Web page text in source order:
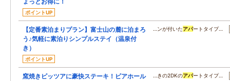
ポイントUP
【定番素泊まりプラン】富士山の麓に泊まろ
う♪気軽に素泊りシンプルステイ（温泉付
き）
ポイントUP
…ンが付いたアパートタイプ…
窯焼きピッツアに豪快ステーキ！ビアホール
…きの2DKのアパートタイプ…